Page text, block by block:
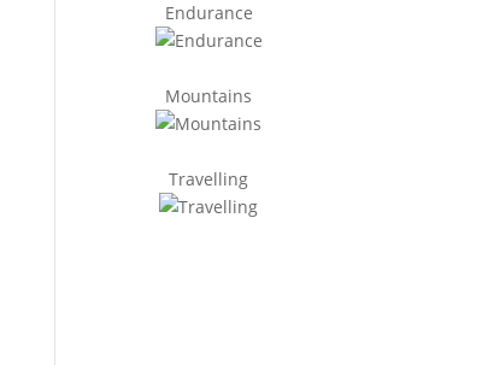
Endurance
Mountains
Travelling